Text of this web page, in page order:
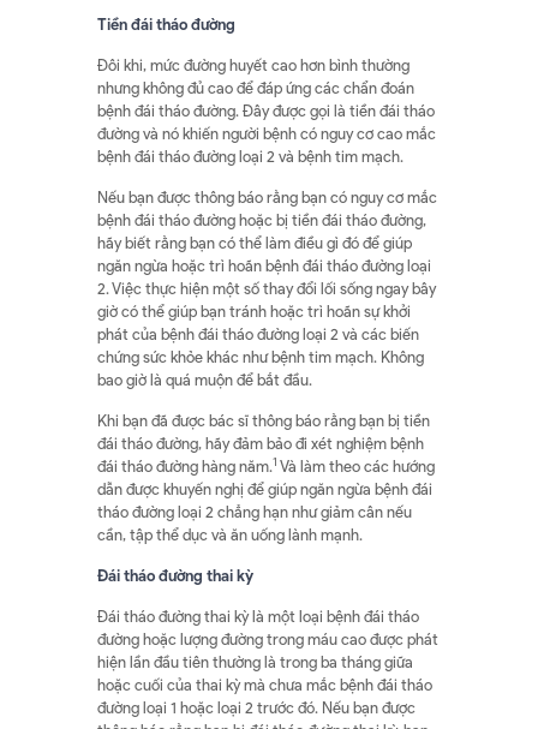
Tiền đái tháo đường
Đôi khi, mức đường huyết cao hơn bình thường
nhưng không đủ cao để đáp ứng các chẩn đoán
bệnh đái tháo đường. Đây được gọi là tiền đái tháo
đường và nó khiến người bệnh có nguy cơ cao mắc
bệnh đái tháo đường loại 2 và bệnh tim mạch.
Nếu bạn được thông báo rằng bạn có nguy cơ mắc
bệnh đái tháo đường hoặc bị tiền đái tháo đường,
hãy biết rằng bạn có thể làm điều gì đó để giúp
ngăn ngừa hoặc trì hoãn bệnh đái tháo đường loại
2. Việc thực hiện một số thay đổi lối sống ngay bây
giờ có thể giúp bạn tránh hoặc trì hoãn sự khởi
phát của bệnh đái tháo đường loại 2 và các biến
chứng sức khỏe khác như bệnh tim mạch. Không
bao giờ là quá muộn để bắt đầu.
Khi bạn đã được bác sĩ thông báo rằng bạn bị tiền
đái tháo đường, hãy đảm bảo đi xét nghiệm bệnh
đái tháo đường hàng năm.1 Và làm theo các hướng
dẫn được khuyến nghị để giúp ngăn ngừa bệnh đái
tháo đường loại 2 chẳng hạn như giảm cân nếu
cần, tập thể dục và ăn uống lành mạnh.
Đái tháo đường thai kỳ
Đái tháo đường thai kỳ là một loại bệnh đái tháo
đường hoặc lượng đường trong máu cao được phát
hiện lần đầu tiên thường là trong ba tháng giữa
hoặc cuối của thai kỳ mà chưa mắc bệnh đái tháo
đường loại 1 hoặc loại 2 trước đó. Nếu bạn được